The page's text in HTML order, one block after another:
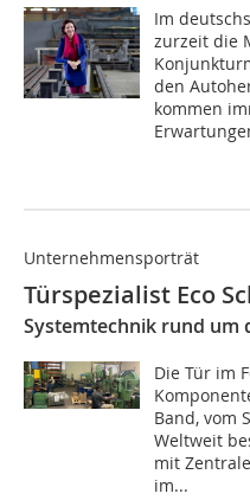
Im
zurzeit die
den
kommen
Unternehmensporträt
Türspezialist Eco
Systemtechnik rund um
Die Tür im
Band, vom
Weltweit
mit
im...